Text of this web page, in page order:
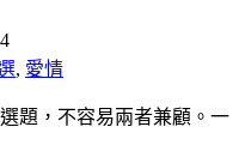
, 愛情
題，不容易兩者兼顧。一